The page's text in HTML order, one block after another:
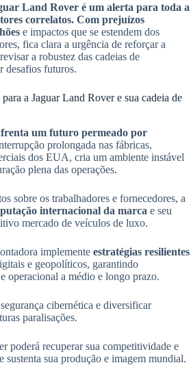
Land Rover é um alerta para toda a
correlatos. Com prejuízos
e impactos que se estendem dos
fica clara a urgência de reforçar a
a robustez das cadeias de
desafios futuros.
a Jaguar Land Rover e sua cadeia de
um futuro permeado por
prolongada nas fábricas,
dos EUA, cria um ambiente instável
plena das operações.
sobre os trabalhadores e fornecedores, a
internacional da marca e seu
mercado de veículos de luxo.
implemente estratégias resilientes
e geopolíticos, garantindo
operacional a médio e longo prazo.
cibernética e diversificar
paralisações.
poderá recuperar sua competitividade e
sustenta sua produção e imagem mundial.